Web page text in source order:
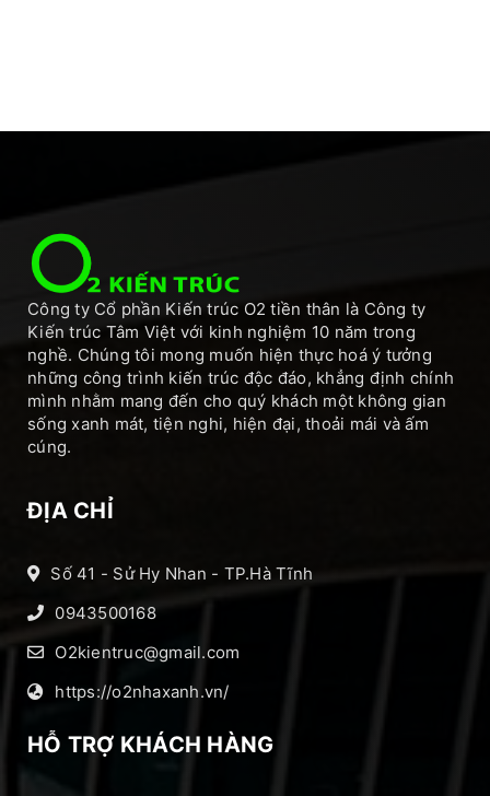
Công ty Cổ phần Kiến trúc O2 tiền thân là Công ty
Kiến trúc Tâm Việt với kinh nghiệm 10 năm trong
nghề. Chúng tôi mong muốn hiện thực hoá ý tưởng
những công trình kiến trúc độc đáo, khẳng định chính
mình nhằm mang đến cho quý khách một không gian
sống xanh mát, tiện nghi, hiện đại, thoải mái và ấm
cúng.
ĐỊA CHỈ
Số 41 - Sử Hy Nhan - TP.Hà Tĩnh
0943500168
O2kientruc@gmail.com
https://o2nhaxanh.vn/
HỖ TRỢ KHÁCH HÀNG